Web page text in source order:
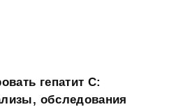
гепатит C:
обследования